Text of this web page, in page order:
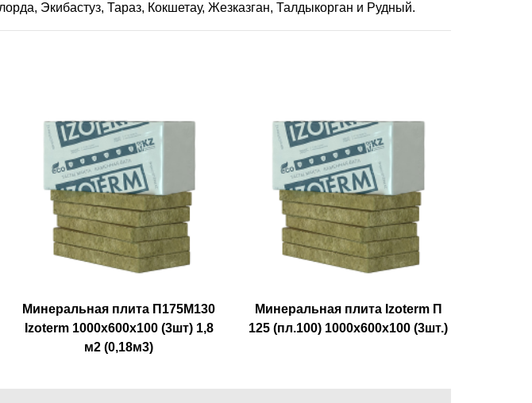
Экибастуз, Тараз, Кокшетау, Жезказган, Талдыкорган и Рудный.
Минеральная плита П175М130
Izoterm 1000х600х100 (3шт) 1,8
м2 (0,18м3)
Минеральная плита Izoterm П
125 (пл.100) 1000х600х100 (3шт.)